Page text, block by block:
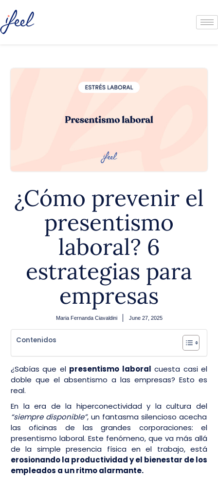
¿Cómo prevenir el
presentismo
laboral? 6
estrategias para
empresas
Maria Fernanda Ciavaldini June 27, 2025
Contenidos
¿Sabías que el presentismo laboral cuesta casi el
doble que el absentismo a las empresas? Esto es
real.
En la era de la hiperconectividad y la cultura del
“siempre disponible”, un fantasma silencioso acecha
las oficinas de las grandes corporaciones: el
presentismo laboral. Este fenómeno, que va más allá
de la simple presencia física en el trabajo, está
erosionando la productividad y el bienestar de los
empleados a un ritmo alarmante.